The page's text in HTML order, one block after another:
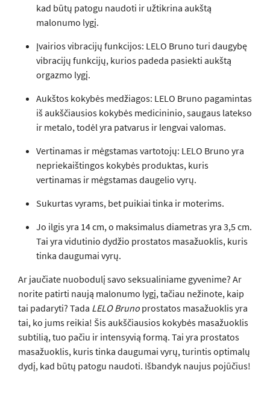
kad būtų patogu naudoti ir užtikrina aukštą
malonumo lygį.
Įvairios vibracijų funkcijos: LELO Bruno turi daugybę
vibracijų funkcijų, kurios padeda pasiekti aukštą
orgazmo lygį.
Aukštos kokybės medžiagos: LELO Bruno pagamintas
iš aukščiausios kokybės medicininio, saugaus latekso
ir metalo, todėl yra patvarus ir lengvai valomas.
Vertinamas ir mėgstamas vartotojų: LELO Bruno yra
nepriekaištingos kokybės produktas, kuris
vertinamas ir mėgstamas daugelio vyrų.
Sukurtas vyrams, bet puikiai tinka ir moterims.
Jo ilgis yra 14 cm, o maksimalus diametras yra 3,5 cm.
Tai yra vidutinio dydžio prostatos masažuoklis, kuris
tinka daugumai vyrų.
Ar jaučiate nuobodulį savo seksualiniame gyvenime? Ar
norite patirti naują malonumo lygį, tačiau nežinote, kaip
tai padaryti? Tada LELO Bruno prostatos masažuoklis yra
tai, ko jums reikia! Šis aukščiausios kokybės masažuoklis
subtilią, tuo pačiu ir intensyvią formą. Tai yra prostatos
masažuoklis, kuris tinka daugumai vyrų, turintis optimalų
dydį, kad būtų patogu naudoti. Išbandyk naujus pojūčius!